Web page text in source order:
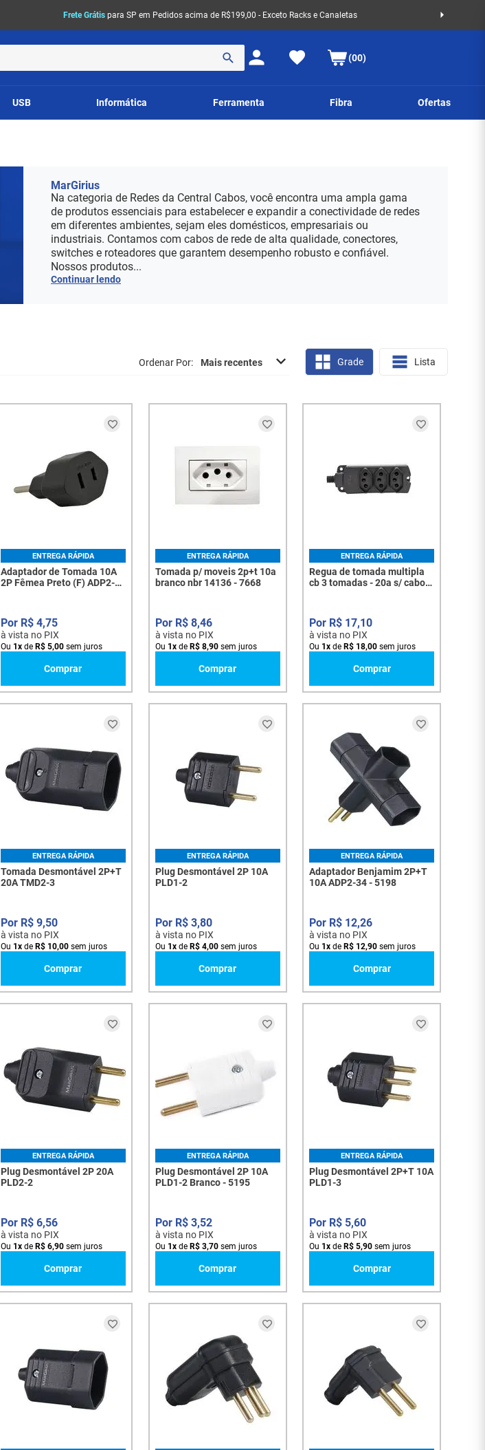
Frete Grátispara SP em Pedidos acima de R$199,00 - Exceto Racks e Canaletas
(00)
USB Informática Ferramenta Fibra Ofertas
MarGirius
Na categoria de Redes da Central Cabos, você encontra uma ampla gama
de produtos essenciais para estabelecer e expandir a conectividade de redes
em diferentes ambientes, sejam eles domésticos, empresariais ou
industriais. Contamos com cabos de rede de alta qualidade, conectores,
switches e roteadores que garantem desempenho robusto e confiável.
Nossos produtos...
Continuar lendo
Ordenar Por Mais recentes Grade Lista
ENTREGA RÁPIDA
Adaptador de Tomada 10A
2P Fêmea Preto (F) ADP2-22
R$ 4,75
à vista no PIX
Ou 1 xde R$ 5,00sem juros
Comprar
ENTREGA RÁPIDA
Tomada p/ moveis 2p+t 10a
branco nbr 14136 - 7668
R$ 8,46
à vista no PIX
Ou 1 xde R$ 8,90sem juros
Comprar
ENTREGA RÁPIDA
Regua de tomada multipla
cb 3 tomadas - 20a s/ cabo
R$ 17,10
à vista no PIX
Ou 1x de R$ 18,00 sem juros
Comprar
ENTREGA RÁPIDA
Tomada Desmontável 2P+T
20A TMD2-3
R$ 9,50
à vista no PIX
Ou 1 xde R$ 10,00sem juros
Comprar
ENTREGA RÁPIDA
Plug Desmontável 2P 10A
PLD1-2
R$ 3,80
à vista no PIX
Ou 1 xde R$ 4,00sem juros
Comprar
ENTREGA RÁPIDA
Adaptador Benjamim 2P+T
10A ADP2-34 - 5198
R$ 12,26
à vista no PIX
Ou 1x de R$ 12,90 sem juros
Comprar
ENTREGA RÁPIDA
Plug Desmontável 2P 20A
PLD2-2
R$ 6,56
à vista no PIX
Ou 1 xde R$ 6,90sem juros
Comprar
ENTREGA RÁPIDA
Plug Desmontável 2P 10A
PLD1-2 Branco - 5195
R$ 3,52
à vista no PIX
Ou 1 xde R$ 3,70sem juros
Comprar
ENTREGA RÁPIDA
Plug Desmontável 2P+T 10A
PLD1-3
R$ 5,60
à vista no PIX
Ou 1x de R$ 5,90 sem juros
Comprar